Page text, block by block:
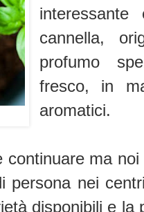
cannella,
profumo
fresco, in
aromatici.
continuare ma
persona nei
disponibili e la